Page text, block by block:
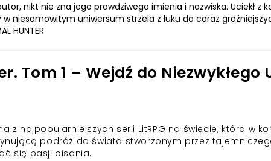
nikt nie zna jego prawdziwego imienia i nazwiska. Uciekł z
niesamowitym uniwersum strzela z łuku do coraz
HUNTER.
Tom 1 – Wejdź do Niezwykłego
z najpopularniejszych serii LitRPG na świecie, która w
podróż do świata stworzonym przez
się pasji pisania.